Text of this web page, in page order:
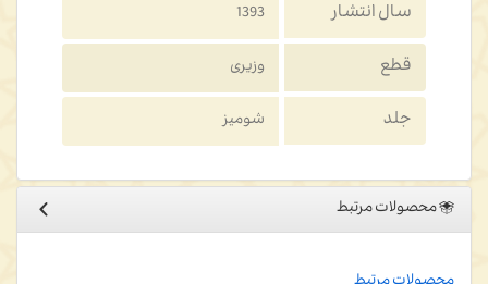
سال انتشار 1393
قطع وزیری
جلد شومیز
محصولات مرتبط